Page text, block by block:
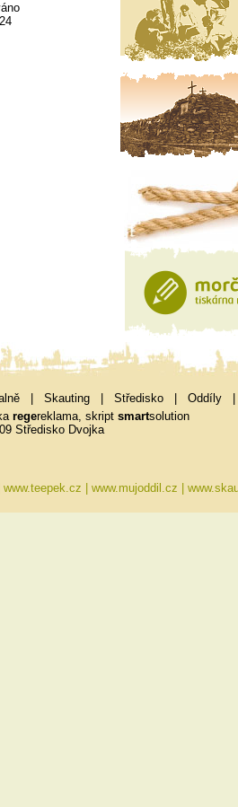
Skauting Středisko Oddíly
regereklama, skript smartsolution
Středisko Dvojka
www.teepek.cz www.mujoddil.cz